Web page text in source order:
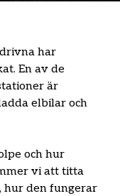
har
En av de
är
elbilar och
och hur
vi att titta
hur den fungerar